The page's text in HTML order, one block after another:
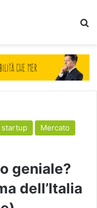
startup
Mercato
geniale?
dell’Italia